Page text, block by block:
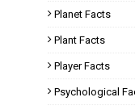
Planet Facts
Plant Facts
Player Facts
Psychological